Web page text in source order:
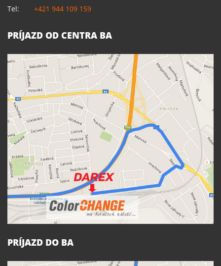
Tel:
+421 944 109 159
PRÍJAZD OD CENTRA BA
PRÍJAZD DO BA